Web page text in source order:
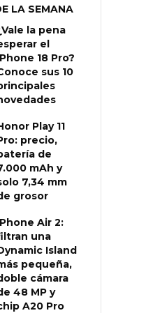
LA SEMANA
la pena
el
18 Pro?
sus 10
Play 11
precio,
de
mAh y
7,34 mm
grosor
Air 2:
una
Island
pequeña,
cámara
48 MP y
A20 Pro